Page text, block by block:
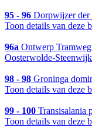
95 - 96 Dorpwijzer der
Toon details van deze
96a Ontwerp
Oosterwolde-
98 - 98 Groninga
Toon details van deze
99 - 100 Transisalania
Toon details van deze